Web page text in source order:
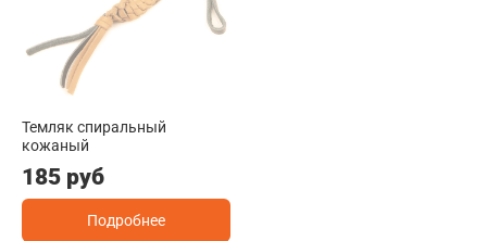
Темляк спиральный
кожаный
185 руб
Подробнее